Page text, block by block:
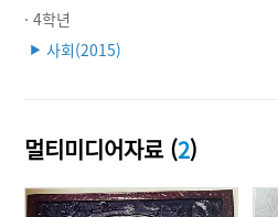
· 4학년
▶ 사회(2015)
멀티미디어자료 (2)